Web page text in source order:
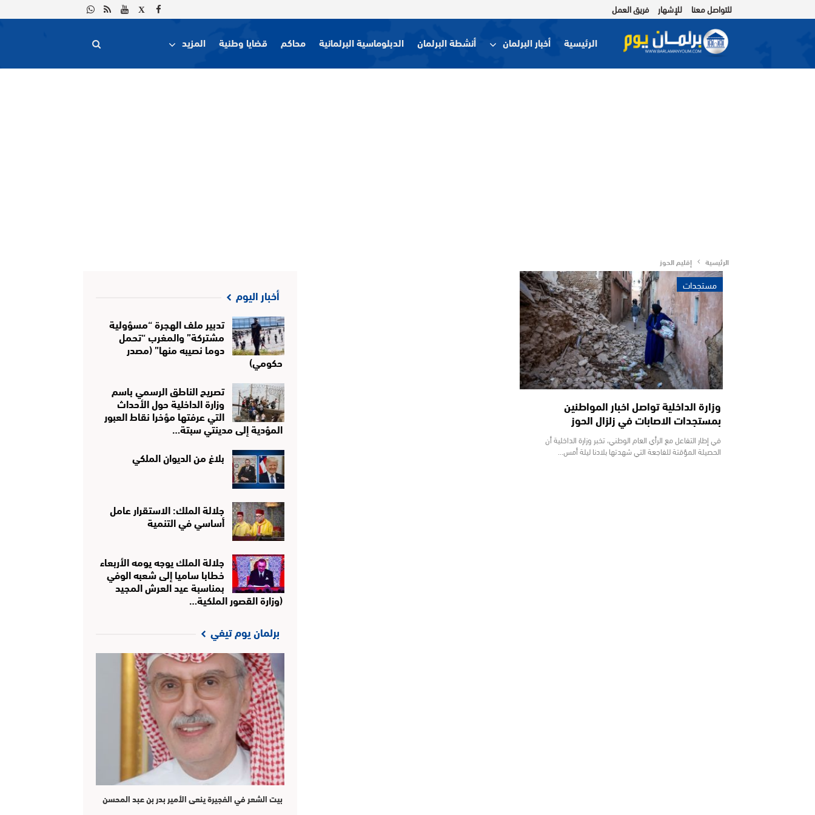
للتواصل معنا للإشهار فريق العمل
الرئيسية أخبار البرلمان أنشطة البرلمان الدبلوماسية البرلمانية محاكم قضايا وطنية المزيد
الرئيسية إقليم الحوز
مستجدات
وزارة الداخلية تواصل اخبار المواطنين
بمستجدات الاصابات في زلزال الحوز
في إطار التفاعل مع الرأي العام الوطني، تخبر وزارة الداخلية أن
الحصيلة المؤقتة للفاجعة التي شهدتها بلادنا ليلة أمس…
أخبار اليوم
تدبير ملف الهجرة “مسؤولية
مشتركة” والمغرب “تحمل
دوما نصيبه منها” (مصدر
حكومي)
تصريح الناطق الرسمي باسم
وزارة الداخلية حول الأحداث
التي عرفتها مؤخرا نقاط العبور
المؤدية إلى مدينتي سبتة…
بلاغ من الديوان الملكي
جلالة الملك: الاستقرار عامل
أساسي في التنمية
جلالة الملك يوجه يومه الأربعاء
خطابا ساميا إلى شعبه الوفي
بمناسبة عيد العرش المجيد
(وزارة القصور الملكية…
برلمان يوم تيفي
بيت الشعر في الفجيرة ينعى الأمير بدر بن عبد المحسن